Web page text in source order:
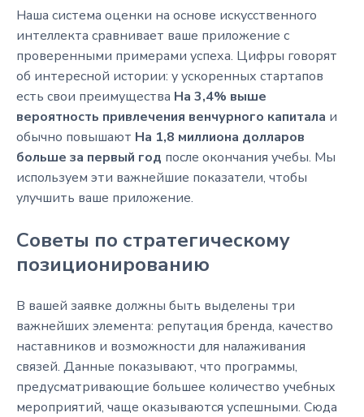
Наша система оценки на основе искусственного
интеллекта сравнивает ваше приложение с
проверенными примерами успеха. Цифры говорят
об интересной истории: у ускоренных стартапов
есть свои преимущества На 3,4% выше
вероятность привлечения венчурного капитала и
обычно повышают На 1,8 миллиона долларов
больше за первый год после окончания учебы. Мы
используем эти важнейшие показатели, чтобы
улучшить ваше приложение.
Советы по стратегическому
позиционированию
В вашей заявке должны быть выделены три
важнейших элемента: репутация бренда, качество
наставников и возможности для налаживания
связей. Данные показывают, что программы,
предусматривающие большее количество учебных
мероприятий, чаще оказываются успешными. Сюда